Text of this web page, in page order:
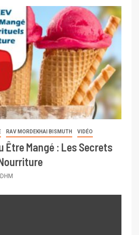
RAV MORDEKHAI BISMUTH VIDÉO
Être Mangé : Les Secrets